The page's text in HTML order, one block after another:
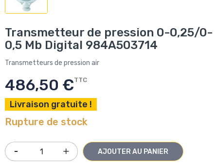
Transmetteur de pression 0-0,25/0-
0,5 Mb Digital 984A503714
Transmetteurs de pression air
486,50 €TTC
Livraison gratuite !
Rupture de stock
AJOUTER AU PANIER